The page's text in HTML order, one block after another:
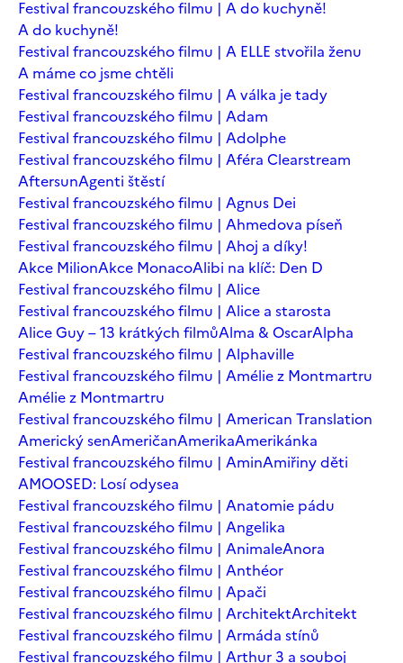
Festival francouzského filmu | A do kuchyně!
A do kuchyně!
Festival francouzského filmu | A ELLE stvořila ženu
A máme co jsme chtěli
Festival francouzského filmu | A válka je tady
Festival francouzského filmu | Adam
Festival francouzského filmu | Adolphe
Festival francouzského filmu | Aféra Clearstream
AftersunAgenti štěstí
Festival francouzského filmu | Agnus Dei
Festival francouzského filmu | Ahmedova píseň
Festival francouzského filmu | Ahoj a díky!
Akce MilionAkce MonacoAlibi na klíč: Den D
Festival francouzského filmu | Alice
Festival francouzského filmu | Alice a starosta
Alice Guy – 13 krátkých filmůAlma & OscarAlpha
Festival francouzského filmu | Alphaville
Festival francouzského filmu | Amélie z Montmartru
Amélie z Montmartru
Festival francouzského filmu | American Translation
Americký senAmeričanAmerikaAmerikánka
Festival francouzského filmu | AminAmiřiny děti
AMOOSED: Losí odysea
Festival francouzského filmu | Anatomie pádu
Festival francouzského filmu | Angelika
Festival francouzského filmu | AnimaleAnora
Festival francouzského filmu | Anthéor
Festival francouzského filmu | Apači
Festival francouzského filmu | ArchitektArchitekt
Festival francouzského filmu | Armáda stínů
Festival francouzského filmu | Arthur 3 a souboj